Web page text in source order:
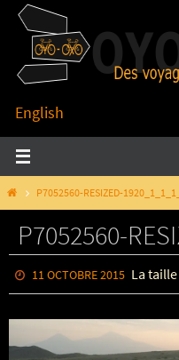
Passer
contenu
English
HOMEP7052560-RESIZED-
P7052560-
11 OCTOBRE 2015 La